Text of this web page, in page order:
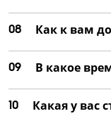
08 Как к вам
09 В какое
10 Какая у вас